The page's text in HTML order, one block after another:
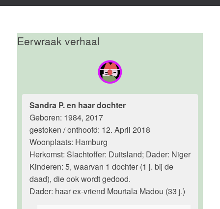
Eerwraak verhaal
Sandra P. en haar dochter
Geboren: 1984, 2017
gestoken / onthoofd: 12. April 2018
Woonplaats: Hamburg
Herkomst: Slachtoffer: Duitsland; Dader: Niger
Kinderen: 5, waarvan 1 dochter (1 j. bij de
daad), die ook wordt gedood.
Dader: haar ex-vriend Mourtala Madou (33 j.)